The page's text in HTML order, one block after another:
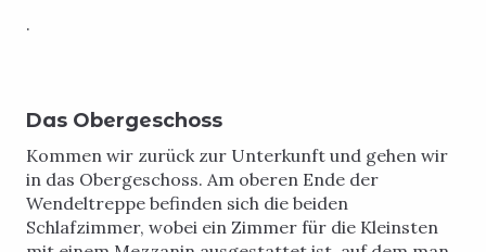
.
Das Obergeschoss
Kommen wir zurück zur Unterkunft und gehen wir
in das Obergeschoss. Am oberen Ende der
Wendeltreppe befinden sich die beiden
Schlafzimmer, wobei ein Zimmer für die Kleinsten